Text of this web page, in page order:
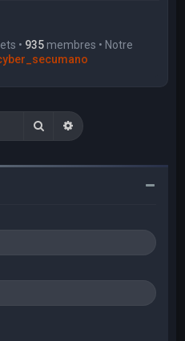
• 935 membres • Notre
RechercherRecherche avancée